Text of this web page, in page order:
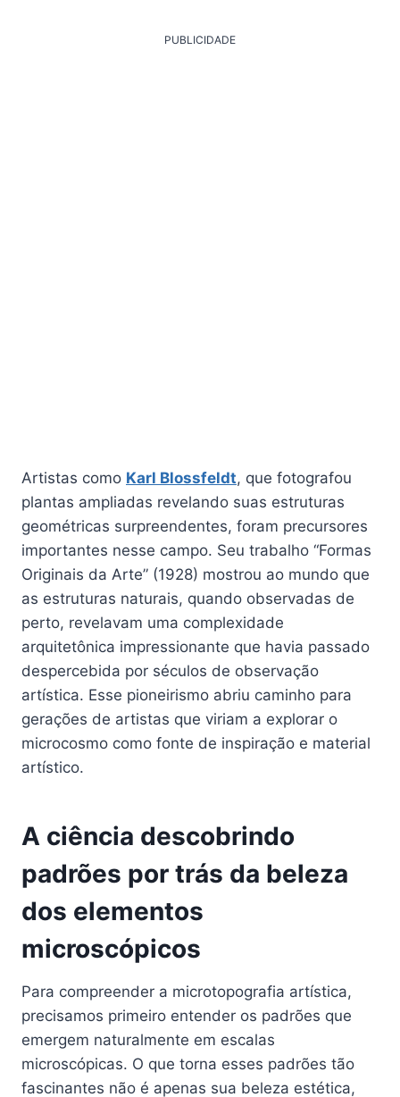
PUBLICIDADE
Artistas como Karl Blossfeldt, que fotografou
plantas ampliadas revelando suas estruturas
geométricas surpreendentes, foram precursores
importantes nesse campo. Seu trabalho “Formas
Originais da Arte” (1928) mostrou ao mundo que
as estruturas naturais, quando observadas de
perto, revelavam uma complexidade
arquitetônica impressionante que havia passado
despercebida por séculos de observação
artística. Esse pioneirismo abriu caminho para
gerações de artistas que viriam a explorar o
microcosmo como fonte de inspiração e material
artístico.
A ciência descobrindo
padrões por trás da beleza
dos elementos
microscópicos
Para compreender a microtopografia artística,
precisamos primeiro entender os padrões que
emergem naturalmente em escalas
microscópicas. O que torna esses padrões tão
fascinantes não é apenas sua beleza estética,